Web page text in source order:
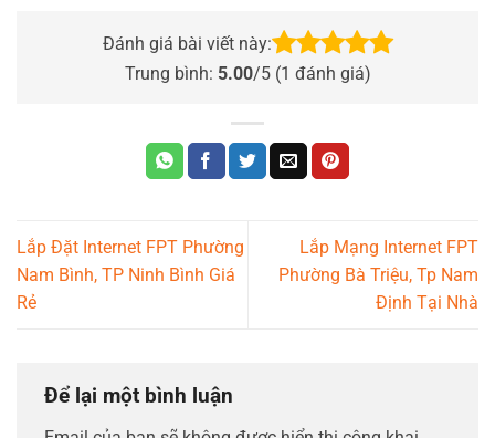
Đánh giá bài viết này:
Trung bình: 5.00/5 (1 đánh giá)
Lắp Đặt Internet FPT Phường
Nam Bình, TP Ninh Bình Giá
Rẻ
Lắp Mạng Internet FPT
Phường Bà Triệu, Tp Nam
Định Tại Nhà
Để lại một bình luận